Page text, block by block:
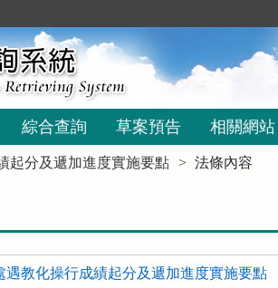
綜合查詢 草案預告 相關網站
起分及遞加進度實施要點 法條內容
教化操行成績起分及遞加進度實施要點